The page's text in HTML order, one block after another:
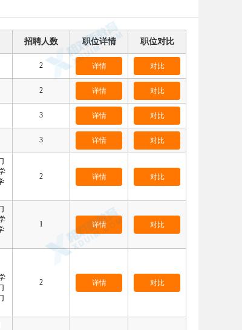
招聘人数 职位详情 职位对比
2 详情 对比
2 详情 对比
3 详情 对比
3 详情 对比
2 详情 对比
1 详情 对比
2 详情 对比